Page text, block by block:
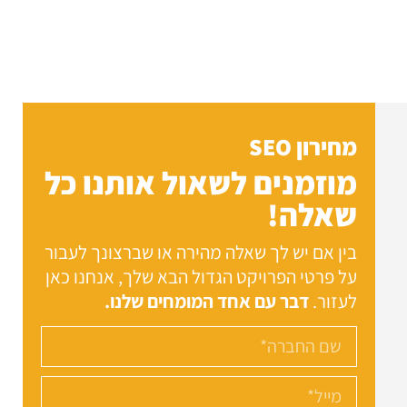
מחירון SEO
מוזמנים לשאול אותנו כל
שאלה!
בין אם יש לך שאלה מהירה או שברצונך לעבור
על פרטי הפרויקט הגדול הבא שלך, אנחנו כאן
לעזור.דבר עם אחד המומחים שלנו.